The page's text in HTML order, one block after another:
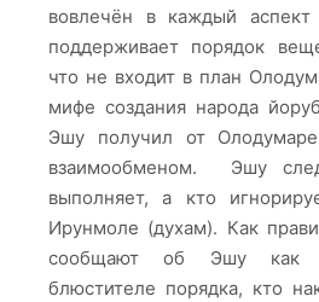
вовлечён в каждый
поддерживает порядок
что не входит в план
мифе создания народа
Эшу получил от Олодумаре
взаимообменом. Эшу
выполняет, а кто
Ирунмоле (духам). Как
сообщают об Эшу как
блюстителе порядка, кто